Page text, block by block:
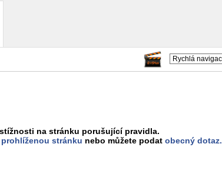
na stránku porušující pravidla.
stránku nebo můžete podat obecný dotaz.